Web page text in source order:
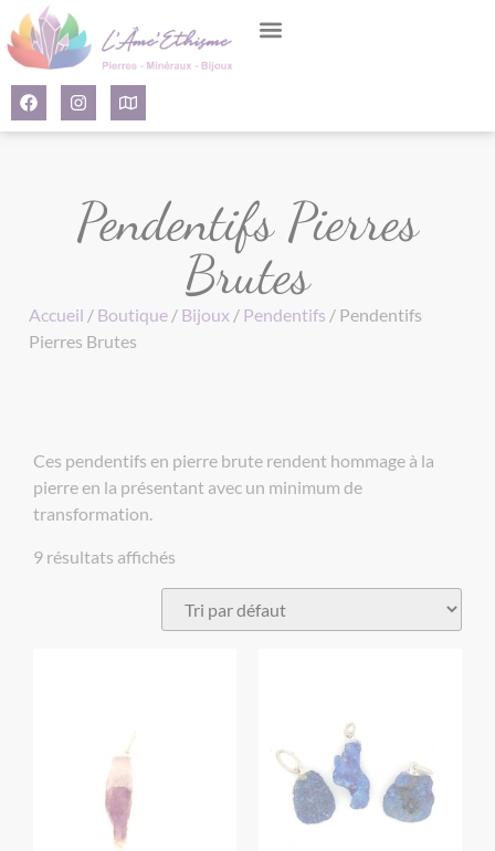
Pendentifs Pierres
Brutes
Accueil / Boutique / Bijoux / Pendentifs / Pendentifs
Pierres Brutes
Ces pendentifs en pierre brute rendent hommage à la
pierre en la présentant avec un minimum de
transformation.
9 résultats affichés
Panneau de gestion des cookies